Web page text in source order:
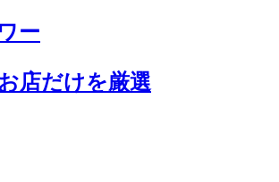
ー
店だけを厳選